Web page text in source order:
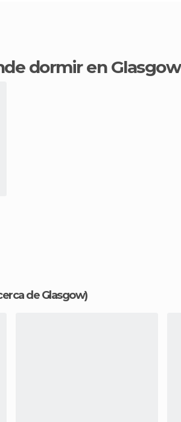
dormir en Glasgow
de Glasgow)